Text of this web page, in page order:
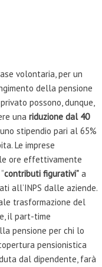
volontaria, per un
della pensione
possono, dunque,
una riduzione dal 40
stipendio pari al 65%
Le imprese
ore effettivamente
contributi figurativi”a
all’INPS dalle aziende.
trasformazione del
il part-time
pensione per chi lo
pensionistica
dal dipendente, farà